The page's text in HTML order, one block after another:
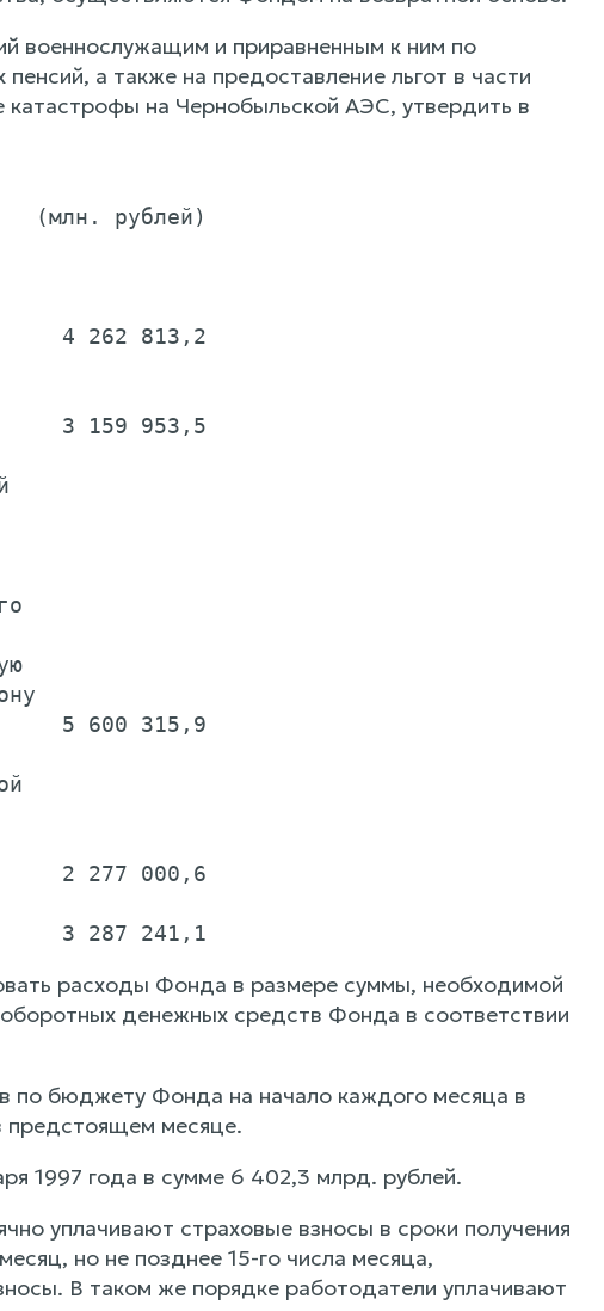
военнослужащим и приравненным к ним по
а также на предоставление льгот в части
на Чернобыльской АЭС, утвердить в
(млн. рублей)
4 262 813,2
3 159 953,5
5 600 315,9
2 277 000,6
расходы Фонда в размере суммы, необходимой
денежных средств Фонда в соответствии
по бюджету Фонда на начало каждого месяца в
предстоящем месяце.
1997 года в сумме 6 402,3 млрд. рублей.
уплачивают страховые взносы в сроки получения
но не позднее 15-го числа месяца,
В таком же порядке работодатели уплачивают